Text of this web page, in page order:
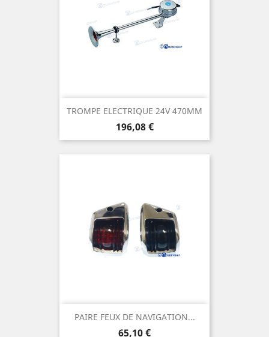
TROMPE ELECTRIQUE 24V 470MM
Prix
196,08 €
PAIRE FEUX DE NAVIGATION...
Prix
65,10 €